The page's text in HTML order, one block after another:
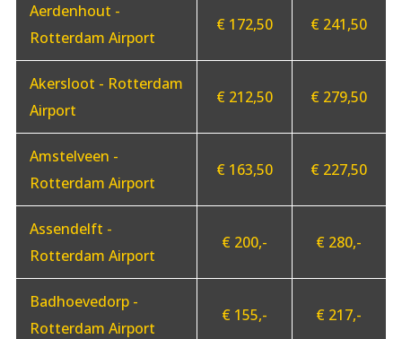
Aerdenhout -
Rotterdam Airport
€ 172,50 € 241,50
Akersloot - Rotterdam
Airport
€ 212,50 € 279,50
Amstelveen -
Rotterdam Airport
€ 163,50 € 227,50
Assendelft -
Rotterdam Airport
€ 200,- € 280,-
Badhoevedorp -
Rotterdam Airport
€ 155,- € 217,-